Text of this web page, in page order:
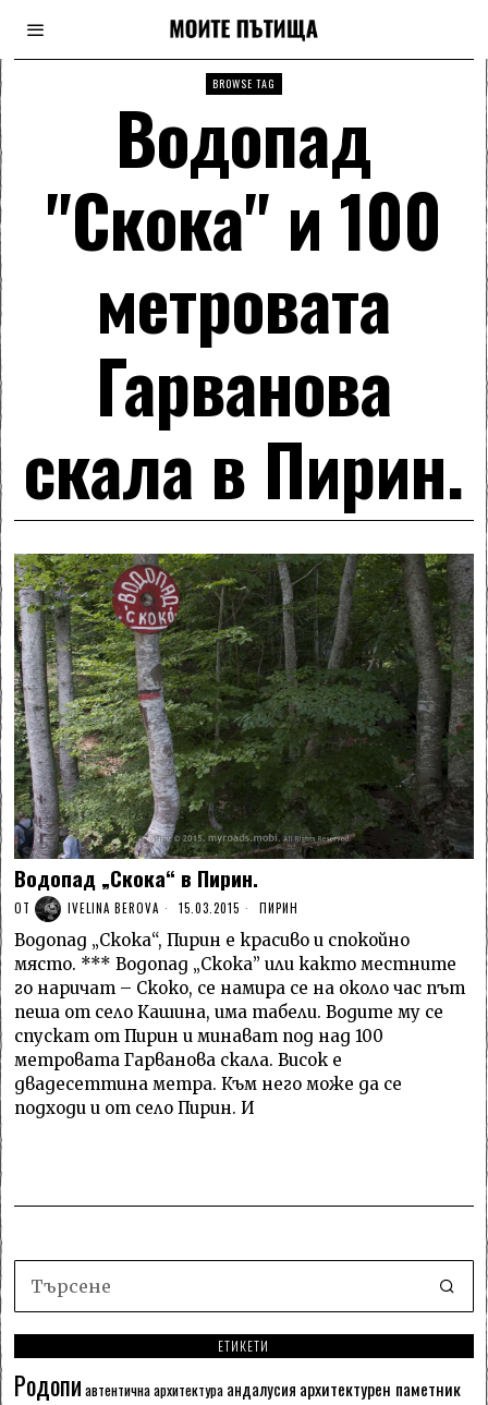
BROWSE TAG
Водопад
"Скока" и 100
метровата
Гарванова
скала в Пирин.
Водопад „Скока“ в Пирин.
ОТ IVELINA BEROVA 15.03.2015 ПИРИН
Водопад „Скока“, Пирин е красиво и спокойно
място. *** Водопад „Скока” или както местните
го наричат – Скоко, се намира се на около час път
пеша от село Кашина, има табели. Водите му се
спускат от Пирин и минават под над 100
метровата Гарванова скала. Висок е
двадесеттина метра. Към него може да се
подходи и от село Пирин. И
ЕТИКЕТИ
Родопи автентична архитектура андалусия архитектурен паметник